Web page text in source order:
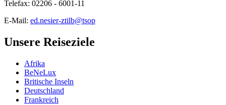
Telefax: 02206 - 6001-11
E-Mail: ed.nesier-ztilb@tsop
Unsere Reiseziele
Afrika
BeNeLux
Britische Inseln
Deutschland
Frankreich